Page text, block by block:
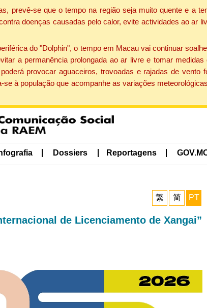
prevê-se que o tempo na região seja muito quente e a
doenças causadas pelo calor, evite actividades ao ar
do "Dolphin", o tempo em Macau vai continuar
a permanência prolongada ao ar livre e tomar
provocar aguaceiros, trovoadas e rajadas de
à população que acompanhe as variações
Dossiers Reportagens
繁 简 PT
de Licenciamento de Xangai”